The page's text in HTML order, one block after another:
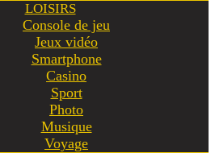
LOISIRS
Console de jeu
Jeux vidéo
Smartphone
Casino
Sport
Photo
Musique
Voyage